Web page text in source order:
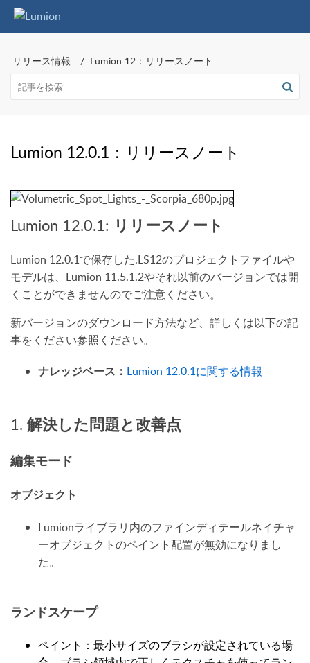
リリース情報 Lumion 12：リリースノート
Lumion 12.0.1：リリースノート
Lumion 12.0.1: リリースノート
Lumion 12.0.1で保存した.LS12のプロジェクトファイルや
モデルは、Lumion 11.5.1.2やそれ以前のバージョンでは開
くことができませんのでご注意ください。
新バージョンのダウンロード方法など、詳しくは以下の記
事をください参照ください。
ナレッジベース： Lumion 12.0.1に関する情報
1. 解決した問題と改善点
編集モード
オブジェクト
Lumionライブラリ内のファインディテールネイチャ
ーオブジェクトのペイント配置が無効になりまし
た。
ランドスケープ
ペイント：最小サイズのブラシが設定されている場